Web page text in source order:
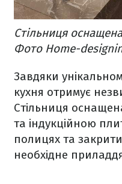
Стільниця
Фото Home-
Завдяки
кухня отримує
Стільниця
та індукційною
полицях та
необхідне